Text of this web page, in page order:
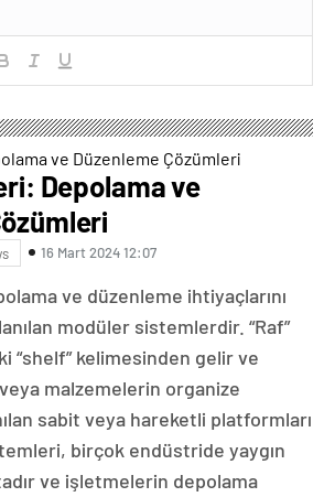
Depolama ve
16 Mart 2024 12:07
ve düzenleme ihtiyaçlarını
modüler sistemlerdir. “Raf”
“shelf” kelimesinden gelir ve
malzemelerin organize
sabit veya hareketli platformları
birçok endüstride yaygın
ve işletmelerin depolama